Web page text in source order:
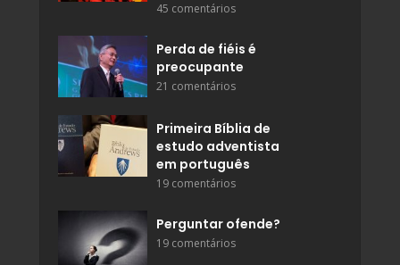
45 comentários
Perda de fiéis é
preocupante
21 comentários
Primeira Bíblia de
estudo adventista
em português
19 comentários
Perguntar ofende?
19 comentários